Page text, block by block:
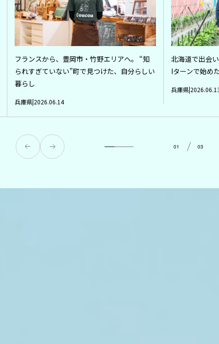
フランスから、豊岡市・竹野エリアへ。 “知
られすぎていない”町で見つけた、自分らしい
暮らし
兵庫県 2026.06.14
北海道で出会
Iターンで始め
兵庫県
01 03